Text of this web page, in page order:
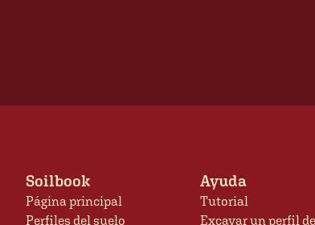
Soilbook
Página principal
Perfiles del suelo
Ayuda
Tutorial
Excavar un perfil